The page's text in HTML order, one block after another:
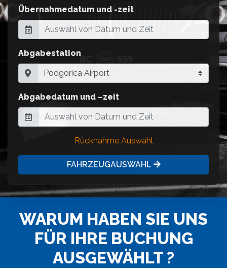
Übernahmedatum und -zeit
Abgabestation
Abgabedatum und –zeit
Rücknahme Auswahl
FAHRZEUGAUSWAHL
WARUM HABEN SIE UNS
FÜR IHRE BUCHUNG
AUSGEWÄHLT ?